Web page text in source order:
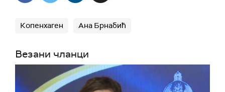
Копенхаген Ана Брнабић
Везани чланци